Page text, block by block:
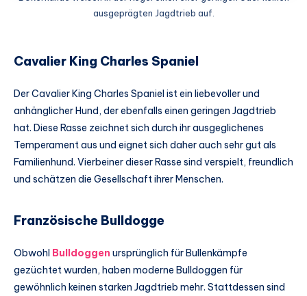
ausgeprägten Jagdtrieb auf.
Cavalier King Charles Spaniel
Der Cavalier King Charles Spaniel ist ein liebevoller und
anhänglicher Hund, der ebenfalls einen geringen Jagdtrieb
hat. Diese Rasse zeichnet sich durch ihr ausgeglichenes
Temperament aus und eignet sich daher auch sehr gut als
Familienhund. Vierbeiner dieser Rasse sind verspielt, freundlich
und schätzen die Gesellschaft ihrer Menschen.
Französische Bulldogge
Obwohl Bulldoggen ursprünglich für Bullenkämpfe
gezüchtet wurden, haben moderne Bulldoggen für
gewöhnlich keinen starken Jagdtrieb mehr. Stattdessen sind